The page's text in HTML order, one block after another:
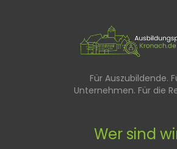
Für Auszubildende.
Unternehmen. Für die
Wer sind